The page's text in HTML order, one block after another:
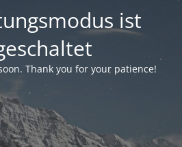
ist
Thank you for your patience!